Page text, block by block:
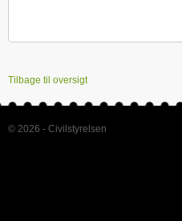
Tilbage til oversigt
© 2026 - Civilstyrelsen